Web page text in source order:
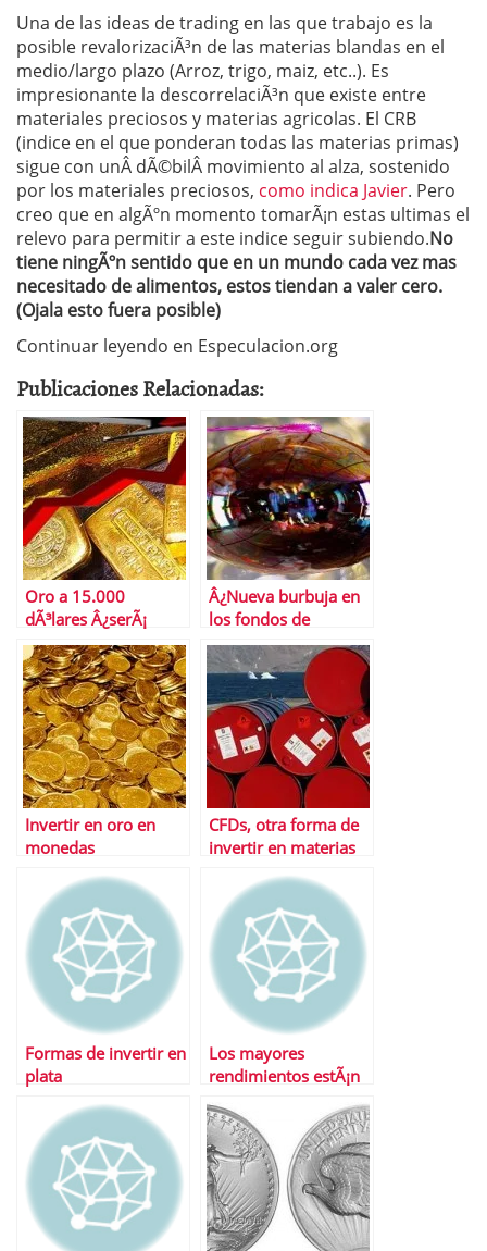
Una de las ideas de trading en las que trabajo es la
posible revalorizaciÃ³n de las materias blandas en el
medio/largo plazo (Arroz, trigo, maiz, etc..). Es
impresionante la descorrelaciÃ³n que existe entre
materiales preciosos y materias agricolas. El CRB
(indice en el que ponderan todas las materias primas)
sigue con unÂ dÃ©bilÂ movimiento al alza, sostenido
por los materiales preciosos, como indica Javier. Pero
creo que en algÃºn momento tomarÃ¡n estas ultimas el
relevo para permitir a este indice seguir subiendo.No
tiene ningÃºn sentido que en un mundo cada vez mas
necesitado de alimentos, estos tiendan a valer cero.
(Ojala esto fuera posible)
Continuar leyendo en Especulacion.org
Publicaciones Relacionadas:
Oro a 15.000
dÃ³lares Â¿serÃ¡
posible?
Â¿Nueva burbuja en
los fondos de
materias primas?
Invertir en oro en
monedas
CFDs, otra forma de
invertir en materias
Formas de invertir en
plata
Los mayores
rendimientos estÃ¡n
por llegar